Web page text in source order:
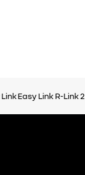
Easy Link R-Link 2